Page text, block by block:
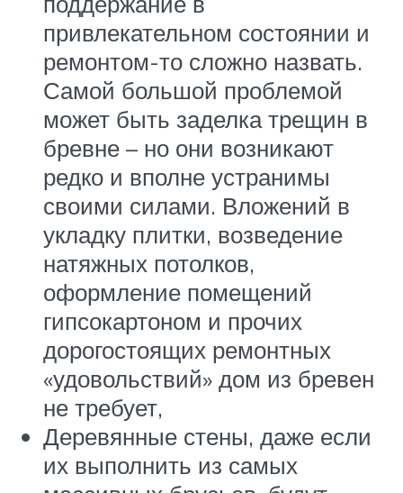
привлекательном состоянии и
ремонтом-то сложно назвать.
Самой большой проблемой
может быть заделка трещин в
бревне – но они возникают
редко и вполне устранимы
своими силами. Вложений в
укладку плитки, возведение
натяжных потолков,
оформление помещений
гипсокартоном и прочих
дорогостоящих ремонтных
«удовольствий» дом из бревен
не требует,
Деревянные стены, даже если
их выполнить из самых